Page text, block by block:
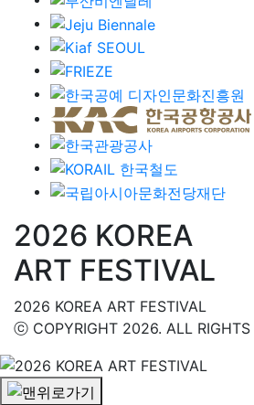
2026 KOREA
ART FESTIVAL
2026 KOREA ART FESTIVAL
ⓒ COPYRIGHT 2026. ALL RIGHTS